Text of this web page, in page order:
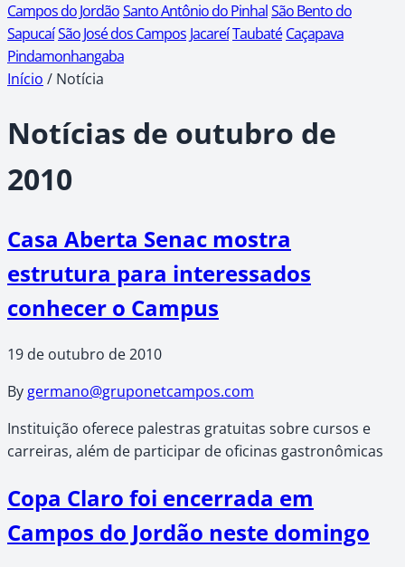
Campos do JordãoSanto Antônio do PinhalSão Bento do
SapucaíSão José dos Campos JacareíTaubaté Caçapava
Pindamonhangaba
Início / Notícia
Notícias de outubro de
2010
Casa Aberta Senac mostra
estrutura para interessados
conhecer o Campus
19 de outubro de 2010
By germano@gruponetcampos.com
Instituição oferece palestras gratuitas sobre cursos e
carreiras, além de participar de oficinas gastronômicas
Copa Claro foi encerrada em
Campos do Jordão neste domingo